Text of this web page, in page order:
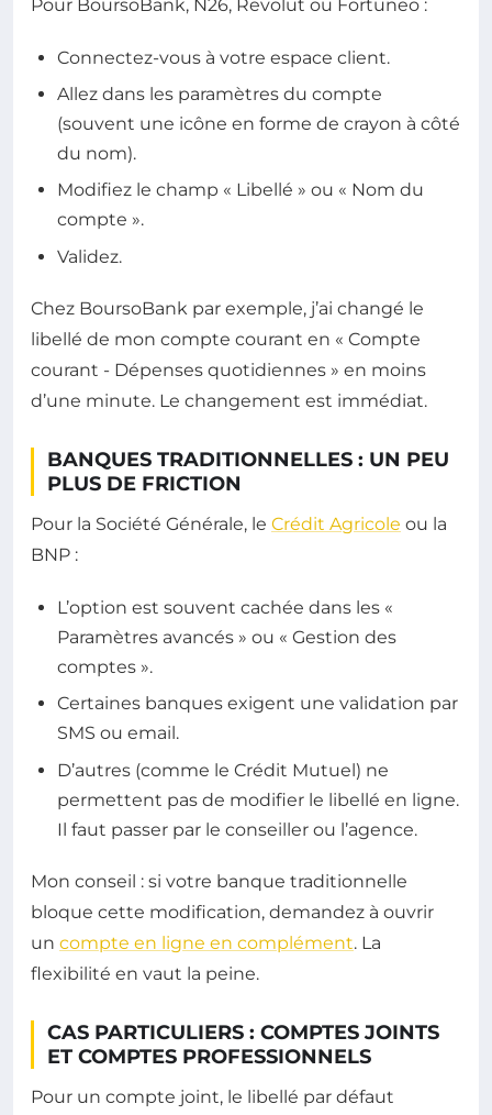
Pour BoursoBank, N26, Revolut ou Fortuneo :
Connectez-vous à votre espace client.
Allez dans les paramètres du compte
(souvent une icône en forme de crayon à côté
du nom).
Modifiez le champ « Libellé » ou « Nom du
compte ».
Validez.
Chez BoursoBank par exemple, j’ai changé le
libellé de mon compte courant en « Compte
courant - Dépenses quotidiennes » en moins
d’une minute. Le changement est immédiat.
BANQUES TRADITIONNELLES : UN PEU
PLUS DE FRICTION
Pour la Société Générale, le Crédit Agricole ou la
BNP :
L’option est souvent cachée dans les «
Paramètres avancés » ou « Gestion des
comptes ».
Certaines banques exigent une validation par
SMS ou email.
D’autres (comme le Crédit Mutuel) ne
permettent pas de modifier le libellé en ligne.
Il faut passer par le conseiller ou l’agence.
Mon conseil : si votre banque traditionnelle
bloque cette modification, demandez à ouvrir
un compte en ligne en complément. La
flexibilité en vaut la peine.
CAS PARTICULIERS : COMPTES JOINTS
ET COMPTES PROFESSIONNELS
Pour un compte joint, le libellé par défaut